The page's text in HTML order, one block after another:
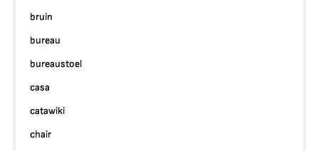
bruin
bureau
bureaustoel
casa
catawiki
chair